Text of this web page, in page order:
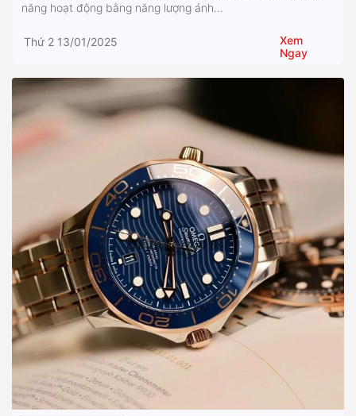
năng hoạt động bằng năng lượng ánh...
Thứ 2 13/01/2025
Xem
Ngay